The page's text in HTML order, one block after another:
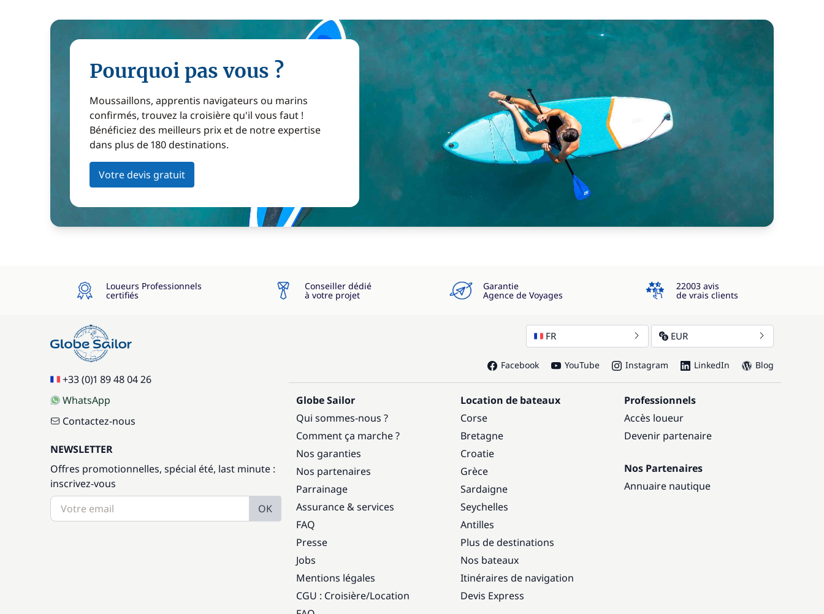
Pourquoi pas vous ?
Moussaillons, apprentis navigateurs ou marins
confirmés, trouvez la croisière qu'il vous faut !
Bénéficiez des meilleurs prix et de notre expertise
dans plus de 180 destinations.
Votre devis gratuit
Loueurs Professionnels
certifiés
Conseiller dédié
à votre projet
Garantie
Agence de Voyages
4.3
22003 avis
de vrais clients
+33 (0)1 89 48 04 26
WhatsApp
Contactez-nous
NEWSLETTER
Offres promotionnelles, spécial été, last minute :
inscrivez-vous
OK
FR EUR
Facebook YouTube Instagram LinkedIn Blog
Globe Sailor
Qui sommes-nous ?
Comment ça marche ?
Nos garanties
Nos partenaires
Parrainage
Assurance & services
FAQ
Presse
Jobs
Mentions légales
CGU : Croisière/Location
Location de bateaux
Corse
Bretagne
Croatie
Grèce
Sardaigne
Seychelles
Antilles
Plus de destinations
Nos bateaux
Itinéraires de navigation
Devis Express
Professionnels
Accès loueur
Devenir partenaire
Nos Partenaires
Annuaire nautique